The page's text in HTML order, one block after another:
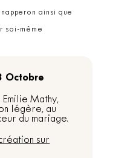
ainsi que
soi-même
Octobre
Emilie Mathy,
légère, au
du mariage.
sur